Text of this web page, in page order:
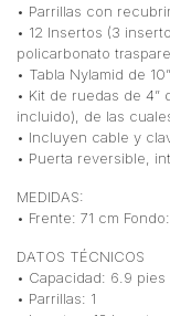
• Parrillas con
• 12 Insertos (3
policarbonato
• Tabla Nylamid de
• Kit de ruedas de 4”
incluido), de las
• Incluyen cable y
• Puerta reversible,
MEDIDAS:
• Frente: 71 cm
DATOS TÉCNICOS
• Capacidad: 6.9
• Parrillas: 1